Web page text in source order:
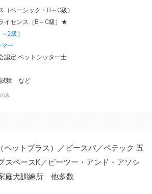
ベーシック・B～C級）
イセンス（B～C級）★
2級）
マー
認定 ペットシッター士
試験 など
み
ペットプラス）／ビースパ／ペテック 五
スペースK／ピーツー・アンド・アソシ
庭犬訓練所 他多数